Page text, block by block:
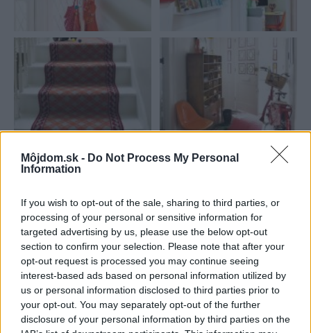
Môjdom.sk - Do Not Process My Personal
Information
If you wish to opt-out of the sale, sharing to third parties, or
processing of your personal or sensitive information for
targeted advertising by us, please use the below opt-out
section to confirm your selection. Please note that after your
opt-out request is processed you may continue seeing
interest-based ads based on personal information utilized by
us or personal information disclosed to third parties prior to
your opt-out. You may separately opt-out of the further
disclosure of your personal information by third parties on the
Re: Takto sa rieši málo úložného miesta. V tomto byte
stačil jeden prvok | Môjdom.sk
My napríklad labky utierame hneď pri dverách a doma pred dvere
používame tyčový ETA Terier…
Re: Takto sa rieši málo úložného miesta. V tomto byte
stačil jeden prvok | Môjdom.sk
Dizajn je to nádherný, tá brezová preglejka a čisté línie vyzerajú super.
Ale vždy, keď…